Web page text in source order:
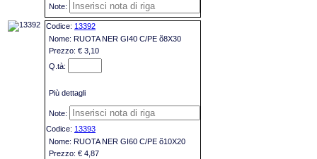
13392
RUOTA NER GI40 C/PE õ8X30
€ 3,10
Più dettagli
13393
RUOTA NER GI60 C/PE õ10X20
€ 4,87